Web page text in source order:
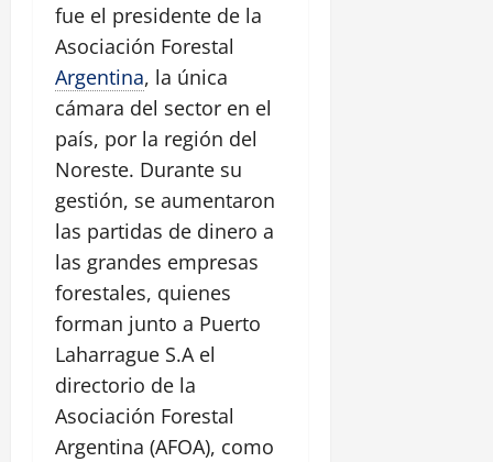
fue el presidente de la
Asociación Forestal
Argentina, la única
cámara del sector en el
país, por la región del
Noreste. Durante su
gestión, se aumentaron
las partidas de dinero a
las grandes empresas
forestales, quienes
forman junto a Puerto
Laharrague S.A el
directorio de la
Asociación Forestal
Argentina (AFOA), como